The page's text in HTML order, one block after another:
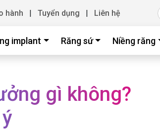
hành | Tuyển dụng | Liên hệ
implant Răng sứ Niềng răng
gì không?